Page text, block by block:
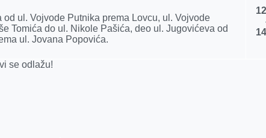
od ul. Vojvode Putnika prema Lovcu, ul. Vojvode
Tomića do ul. Nikole Pašića, deo ul. Jugovićeva od
ul. Jovana Popovića.
se odlažu!